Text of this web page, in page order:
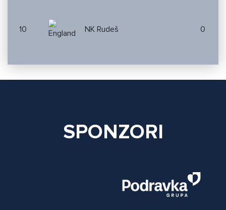
10 NK Rudeš 0
SPONZORI